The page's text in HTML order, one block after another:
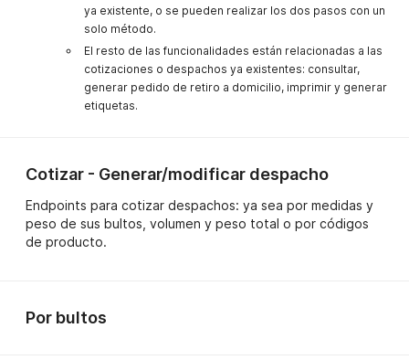
ya existente, o se pueden realizar los dos pasos con un
solo método.
El resto de las funcionalidades están relacionadas a las
cotizaciones o despachos ya existentes: consultar,
generar pedido de retiro a domicilio, imprimir y generar
etiquetas.
Cotizar - Generar/modificar despacho
Endpoints para cotizar despachos: ya sea por medidas y
peso de sus bultos, volumen y peso total o por códigos
de producto.
Por bultos